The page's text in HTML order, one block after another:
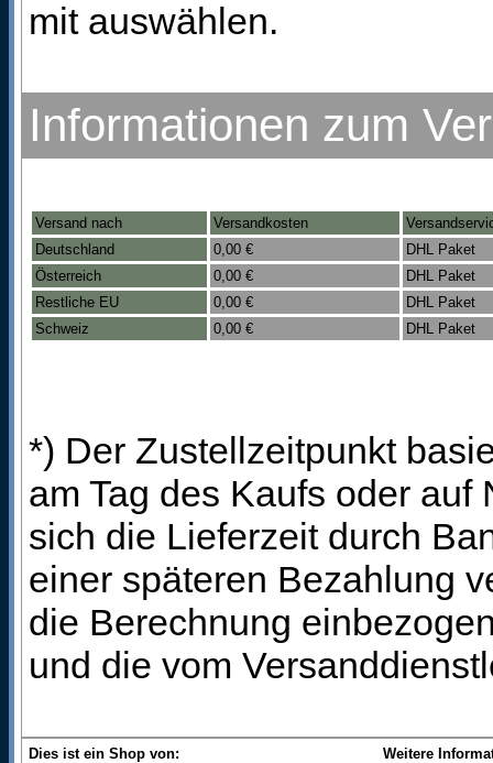
mit auswählen.
Informationen zum
Versand nach Versandkosten
Deutschland
0,00 €
DHL Paket
Österreich
0,00 €
DHL Paket
Restliche EU
0,00 €
DHL Paket
Schweiz
0,00 € DHL Paket
*) Der Zustellzeitpunkt
am Tag des Kaufs oder
sich die Lieferzeit durch
einer späteren Bezahlung
die Berechnung
und die vom
Dies ist ein Shop von:
Weitere